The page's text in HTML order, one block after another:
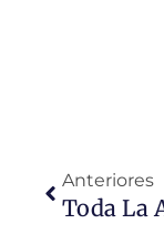
Anteriores